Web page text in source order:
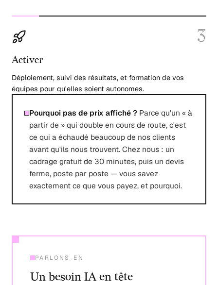
3
Activer
Déploiement, suivi des résultats, et formation de vos
équipes pour qu'elles soient autonomes.
Pourquoi pas de prix affiché ? Parce qu'un « à
partir de » qui double en cours de route, c'est
ce qui a échaudé beaucoup de nos clients
avant qu'ils nous trouvent. Chez nous : un
cadrage gratuit de 30 minutes, puis un devis
ferme, poste par poste — vous savez
exactement ce que vous payez, et pourquoi.
PARLONS-EN
Un besoin IA en tête